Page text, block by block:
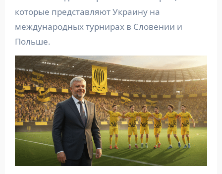
которые представляют Украину на
международных турнирах в Словении и
Польше.